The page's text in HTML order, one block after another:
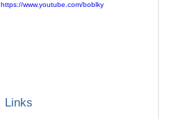
https://www.youtube.com/boblky
Links